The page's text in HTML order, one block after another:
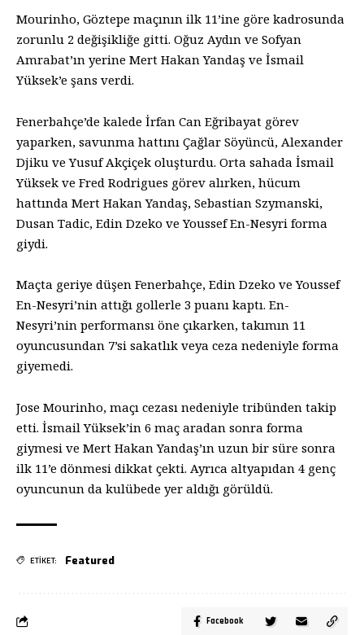
Mourinho, Göztepe maçının ilk 11’ine göre kadrosunda
zorunlu 2 değişikliğe gitti. Oğuz Aydın ve Sofyan
Amrabat’ın yerine Mert Hakan Yandaş ve İsmail
Yüksek’e şans verdi.
Fenerbahçe’de kalede İrfan Can Eğribayat görev
yaparken, savunma hattını Çağlar Söyüncü, Alexander
Djiku ve Yusuf Akçiçek oluşturdu. Orta sahada İsmail
Yüksek ve Fred Rodrigues görev alırken, hücum
hattında Mert Hakan Yandaş, Sebastian Szymanski,
Dusan Tadic, Edin Dzeko ve Youssef En-Nesyri forma
giydi.
Maçta geriye düşen Fenerbahçe, Edin Dzeko ve Youssef
En-Nesyri’nin attığı gollerle 3 puanı kaptı. En-
Nesyri’nin performansı öne çıkarken, takımın 11
oyuncusundan 7’si sakatlık veya ceza nedeniyle forma
giyemedi.
Jose Mourinho, maçı cezası nedeniyle tribünden takip
etti. İsmail Yüksek’in 6 maç aradan sonra forma
giymesi ve Mert Hakan Yandaş’ın uzun bir süre sonra
ilk 11’e dönmesi dikkat çekti. Ayrıca altyapıdan 4 genç
oyuncunun da kulübede yer aldığı görüldü.
ETİKET: Featured
Facebook